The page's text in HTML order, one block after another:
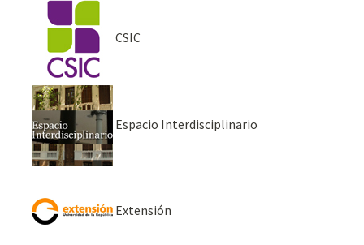
CSIC
Espacio Interdisciplinario
Extensión